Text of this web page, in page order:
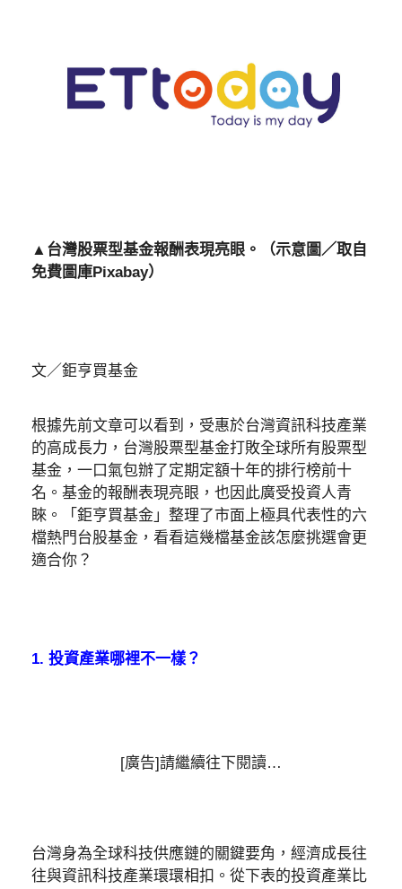
▲台灣股票型基金報酬表現亮眼。（示意圖／取自
免費圖庫Pixabay）
文／鉅亨買基金
根據先前文章可以看到，受惠於台灣資訊科技產業
的高成長力，台灣股票型基金打敗全球所有股票型
基金，一口氣包辦了定期定額十年的排行榜前十
名。基金的報酬表現亮眼，也因此廣受投資人青
睞。「鉅亨買基金」整理了市面上極具代表性的六
檔熱門台股基金，看看這幾檔基金該怎麼挑選會更
適合你？
1. 投資產業哪裡不一樣？
[廣告]請繼續往下閱讀…
台灣身為全球科技供應鏈的關鍵要角，經濟成長往
往與資訊科技產業環環相扣。從下表的投資產業比